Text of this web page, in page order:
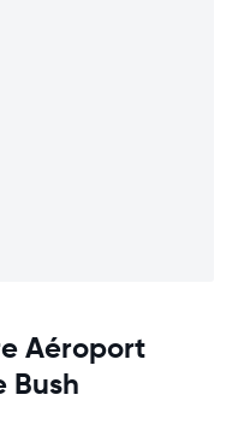
Aéroport
Bush